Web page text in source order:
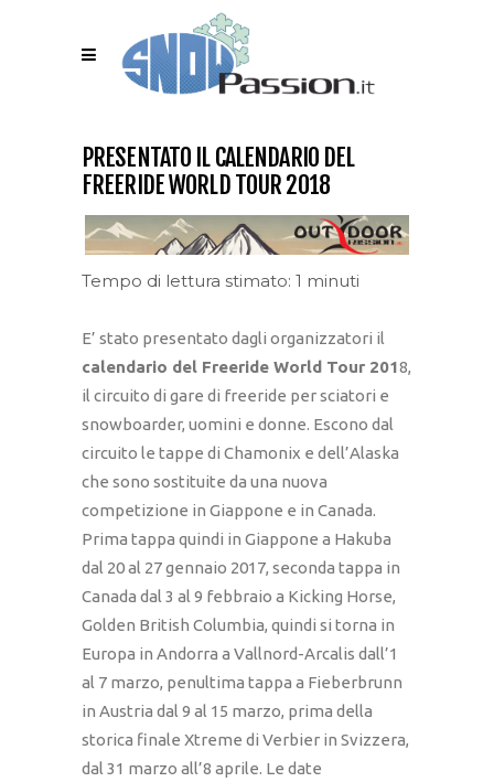
PRESENTATO IL CALENDARIO DEL
FREERIDE WORLD TOUR 2018
Tempo di lettura stimato: 1 minuti
E’ stato presentato dagli organizzatori il
calendario del Freeride World Tour 2018,
il circuito di gare di freeride per sciatori e
snowboarder, uomini e donne. Escono dal
circuito le tappe di Chamonix e dell’Alaska
che sono sostituite da una nuova
competizione in Giappone e in Canada.
Prima tappa quindi in Giappone a Hakuba
dal 20 al 27 gennaio 2017, seconda tappa in
Canada dal 3 al 9 febbraio a Kicking Horse,
Golden British Columbia, quindi si torna in
Europa in Andorra a Vallnord-Arcalis dall’1
al 7 marzo, penultima tappa a Fieberbrunn
in Austria dal 9 al 15 marzo, prima della
storica finale Xtreme di Verbier in Svizzera,
dal 31 marzo all’8 aprile. Le date